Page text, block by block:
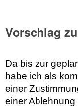
Vorschlag
Da bis zur
habe ich als
einer
einer